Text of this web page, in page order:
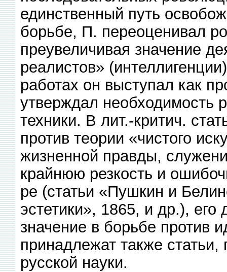
единственный путь
борьбе, П. переоценивал
преувеличивая значение
реалистов»
работах он выступал как
утверждал необходимость
техники. В лит.-критич.
против теории «чистого
жизненной правды,
крайнюю резкость и
ре (статьи «Пушкин и
эстетики», 1865, и др.),
значение в борьбе против
принадлежат также
русской науки.